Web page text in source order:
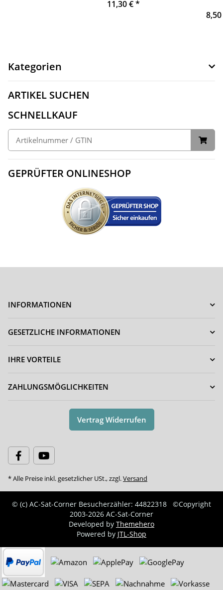
11,30 €*
Kategorien
ARTIKEL SUCHEN
SCHNELLKAUF
GEPRÜFTER ONLINESHOP
INFORMATIONEN
GESETZLICHE INFORMATIONEN
IHRE VORTEILE
ZAHLUNGSMÖGLICHKEITEN
Vertrag Widerrufen
* Alle Preise inkl. gesetzlicher USt., zzgl.Versand
© (c) AC-Sat-Corner Besucherzähler: 44822318
©Copyright
2003-2026 AC-Sat-Corner
Developed by Themehero
Powered by JTL-Shop